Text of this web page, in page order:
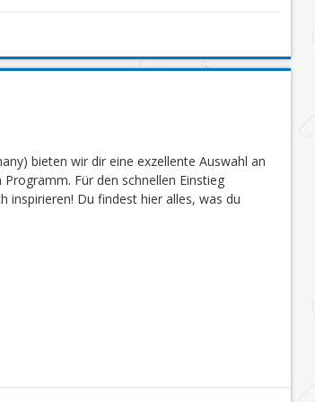
bieten wir dir eine exzellente Auswahl an
Für den schnellen Einstieg
inspirieren! Du findest hier alles, was du